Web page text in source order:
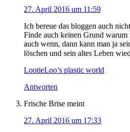
27. April 2016 um 11:59
Ich bereue das bloggen auch
Finde auch keinen Grund warum
auch wenn, dann kann man ja
löschen und sein altes Leben
LootieLoo’s plastic world
Antworten
Frische Brise meint
27. April 2016 um 17:33